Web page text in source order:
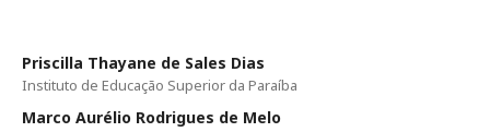
Priscilla Thayane de Sales Dias
Instituto de Educação Superior da Paraíba
Marco Aurélio Rodrigues de Melo